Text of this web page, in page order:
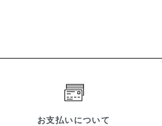
お支払いについて